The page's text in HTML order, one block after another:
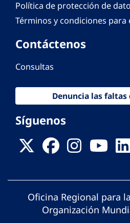
Política de protección de
Términos y condiciones para
Contáctenos
Consultas
Denuncia las faltas
Síguenos
Oficina Regional para
Organización